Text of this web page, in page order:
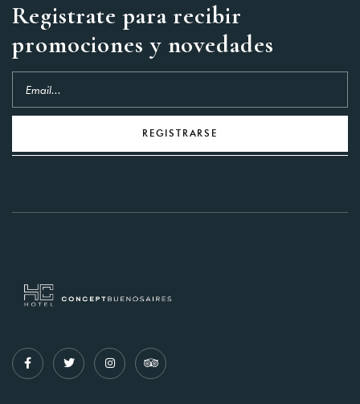
Registrate para recibir
promociones y novedades
REGISTRARSE